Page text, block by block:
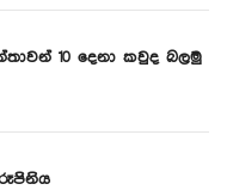
10 දෙනා කවුද බලමු